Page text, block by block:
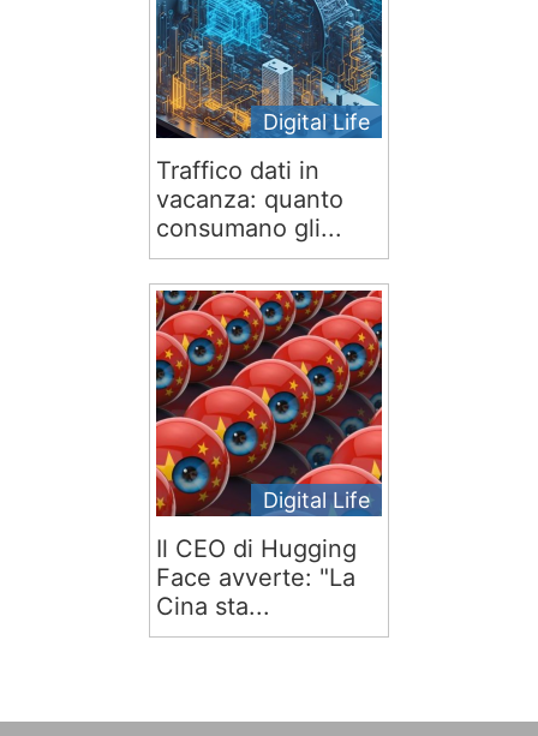
Digital Life
Traffico dati in
vacanza: quanto
consumano gli...
Digital Life
Il CEO di Hugging
Face avverte: "La
Cina sta...